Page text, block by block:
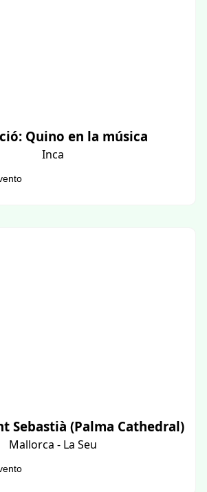
Quino en la música
Inca
Sebastià (Palma Cathedral)
Mallorca - La Seu